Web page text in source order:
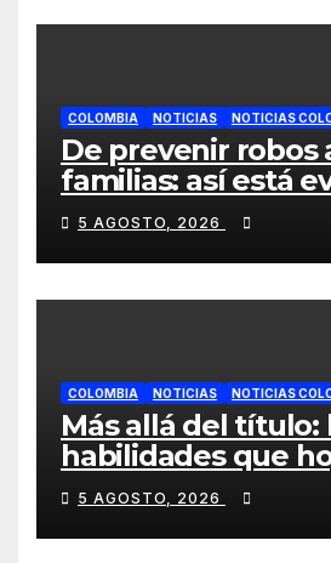
COLOMBIA NOTICIAS NOTICIAS
De prevenir robos
familias: así está
la videovigilancia
colombianos
5 AGOSTO, 2026
COLOMBIA NOTICIAS NOTICIAS
Más allá del título:
habilidades que
éxito profesional
5 AGOSTO, 2026